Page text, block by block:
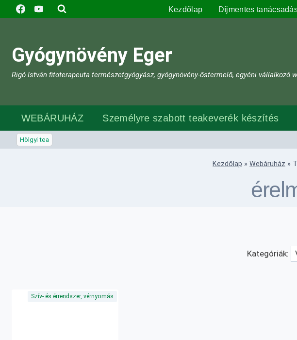
to
Kezdőlap Díjmentes
Gyógynövény Eger
Rigó István fitoterapeuta természetgyógyász, gyógynövény-őstermelő, egyéni vállalkozó
WEBÁRUHÁZ Személyre szabott teakeverék készítés
Hölgyi tea
Kezdőlap » Webáruház »
Kategóriák:
Szív- és érrendszer, vérnyomás